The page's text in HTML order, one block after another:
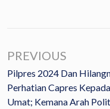
PREVIOUS
Pilpres 2024 Dan
Perhatian Capres Kepada
Umat; Kemana Arah